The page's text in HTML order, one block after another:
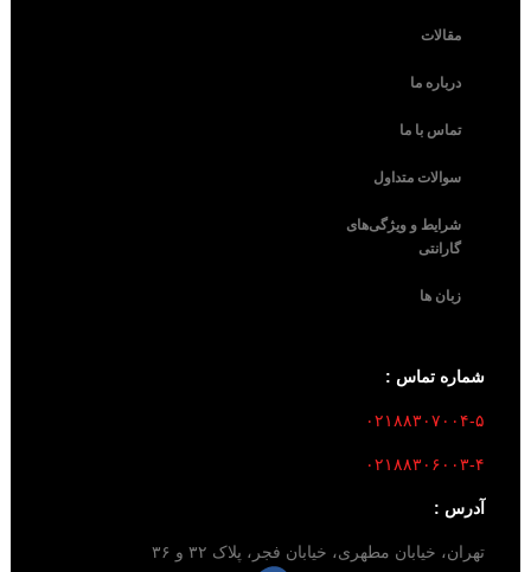
مقالات
درباره ما
تماس با ما
سوالات متداول
شرایط و ویژگی‌های
گارانتی
زبان ها
شماره تماس :
۰۲۱۸۸۳۰۷۰۰۴-۵
۰۲۱۸۸۳۰۶۰۰۳-۴
آدرس :
تهران، خیابان مطهری، خیابان فجر، پلاک ۳۲ و ۳۶